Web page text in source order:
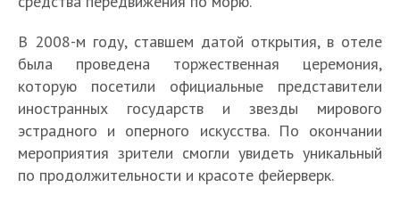
В 2008-м году, ставшем датой открытия, в отеле
была проведена торжественная церемония,
которую посетили официальные представители
иностранных государств и звезды мирового
эстрадного и оперного искусства. По окончании
мероприятия зрители смогли увидеть уникальный
по продолжительности и красоте фейерверк.